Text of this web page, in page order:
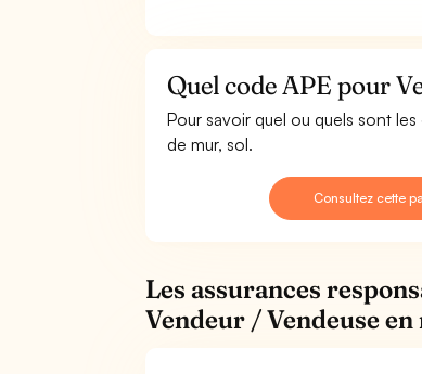
Quel code APE pour
Pour savoir quel ou quels sont
de mur, sol.
Consultez cette
Les assurances
Vendeur / Vendeuse